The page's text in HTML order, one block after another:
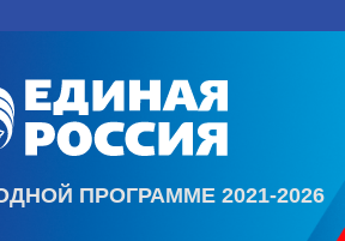
ПРОГРАММЕ 2021-2026